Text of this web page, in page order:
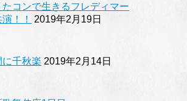
コンで生きるフレディマー
！！
2019年2月19日
千秋楽 2019年2月14日